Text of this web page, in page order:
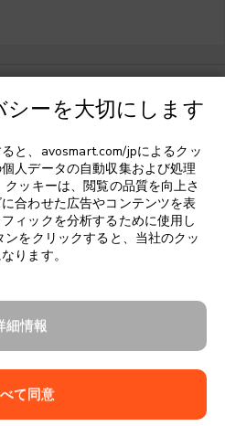
▼
ーを大切にします
と、avosmart.com/jpによるクッ
人データの自動収集および処理
ッキーは、閲覧の品質を向上さ
合わせた広告やコンテンツを表
ィックを分析するために使用し
をクリックすると、当社のクッ
ります。
細情報
て同意